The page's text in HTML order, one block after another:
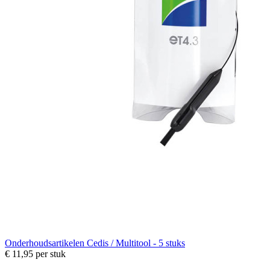
Onderhoudsartikelen Cedis / Multitool - 5 stuks
€ 11,95 per stuk